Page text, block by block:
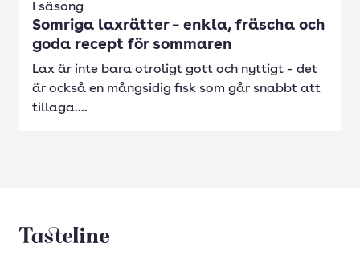
I säsong
Somriga laxrätter – enkla, fräscha och
goda recept för sommaren
Lax är inte bara otroligt gott och nyttigt – det
är också en mångsidig fisk som går snabbt att
tillaga....
Tasteline startsida